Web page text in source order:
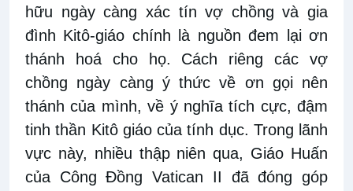
hữu ngày càng xác tín vợ chồng và gia
đình Kitô-giáo chính là nguồn đem lại ơn
thánh hoá cho họ. Cách riêng các vợ
chồng ngày càng ý thức về ơn gọi nên
thánh của mình, về ý nghĩa tích cực, đậm
tinh thần Kitô giáo của tính dục. Trong lãnh
vực này, nhiều thập niên qua, Giáo Huấn
của Công Đồng Vatican II đã đóng góp